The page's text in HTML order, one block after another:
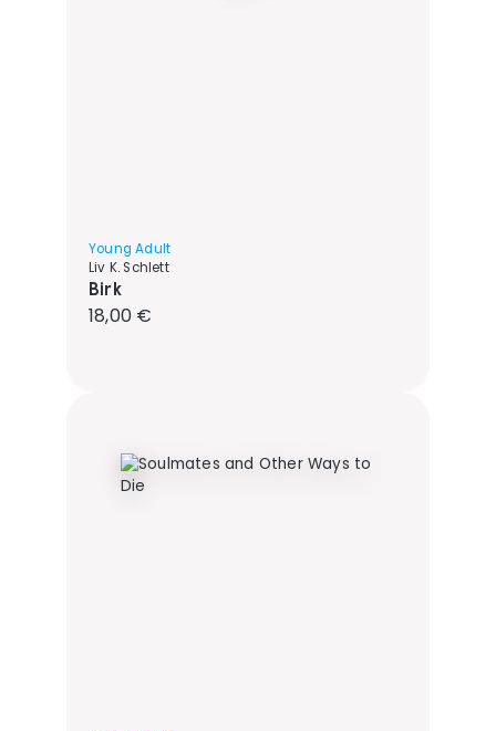
Young Adult
Liv K. Schlett
Birk
Regulärer Preis:
18,00 €